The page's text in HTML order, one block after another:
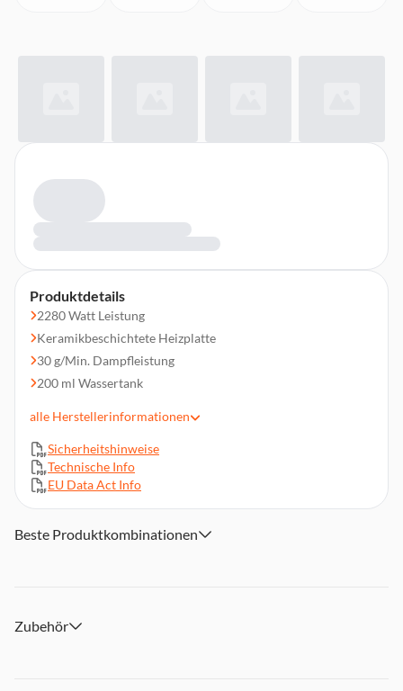
Produktdetails
2280 Watt Leistung
Keramikbeschichtete Heizplatte
30 g/Min. Dampfleistung
200 ml Wassertank
Automatische Abschaltung nach 8 Min.
Zwei Dampfstufen (ECO/MAX)
Vertikaler & horizontaler Einsatz
alle Herstellerinformationen
Sicherheitshinweise
Technische Info
EU Data Act Info
Beste Produktkombinationen
Zubehör